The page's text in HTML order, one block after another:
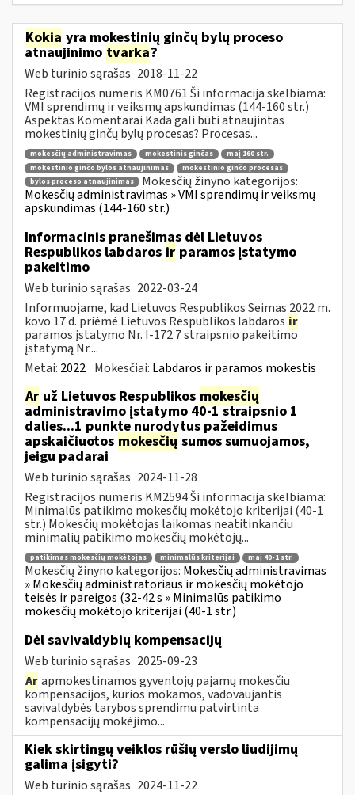
Kokia yra mokestinių ginčų bylų proceso
atnaujinimo tvarka?
Web turinio sąrašas 2018-11-22
Registracijos numeris KM0761 Ši informacija skelbiama:
VMI sprendimų ir veiksmų apskundimas (144-160 str.)
Aspektas Komentarai Kada gali būti atnaujintas
mokestinių ginčų bylų procesas? Procesas...
mokesčių administravimas mokestinis ginčas
maį 160 str.
mokestinio ginčo bylos atnaujinimas
mokestinio ginčo procesas
bylos proceso atnaujinimas
Mokesčių žinyno kategorijos:
Mokesčių administravimas » VMI sprendimų ir veiksmų
apskundimas (144-160 str.)
Informacinis pranešimas dėl Lietuvos
Respublikos labdaros ir paramos įstatymo
pakeitimo
Web turinio sąrašas 2022-03-24
Informuojame, kad Lietuvos Respublikos Seimas 2022 m.
kovo 17 d. priėmė Lietuvos Respublikos labdaros ir
paramos įstatymo Nr. I-172 7 straipsnio pakeitimo
įstatymą Nr....
Metai: 2022 Mokesčiai: Labdaros ir paramos mokestis
Ar už Lietuvos Respublikos mokesčių
administravimo įstatymo 40-1 straipsnio 1
dalies...1 punkte nurodytus pažeidimus
apskaičiuotos mokesčių sumos sumuojamos,
jeigu padarai
Web turinio sąrašas 2024-11-28
Registracijos numeris KM2594 Ši informacija skelbiama:
Minimalūs patikimo mokesčių mokėtojo kriterijai (40-1
str.) Mokesčių mokėtojas laikomas neatitinkančiu
minimalių patikimo mokesčių mokėtojų...
patikimas mokesčių mokėtojas minimalūs kriterijai maį 40-1 str.
Mokesčių žinyno kategorijos: Mokesčių administravimas
» Mokesčių administratoriaus ir mokesčių mokėtojo
teisės ir pareigos (32-42 s » Minimalūs patikimo
mokesčių mokėtojo kriterijai (40-1 str.)
Dėl savivaldybių kompensacijų
Web turinio sąrašas 2025-09-23
Arapmokestinamos gyventojų pajamų mokesčiu
kompensacijos, kurios mokamos, vadovaujantis
savivaldybės tarybos sprendimu patvirtinta
kompensacijų mokėjimo...
Kiek skirtingų veiklos rūšių verslo liudijimų
galima įsigyti?
Web turinio sąrašas 2024-11-22